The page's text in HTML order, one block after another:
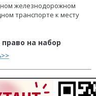
железнодорожном
транспорте к месту
на набор